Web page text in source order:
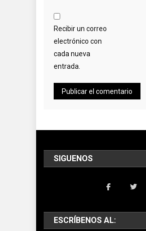
Recibir un correo
electrónico con
cada nueva
entrada.
SIGUENOS
ESCRÍBENOS AL: